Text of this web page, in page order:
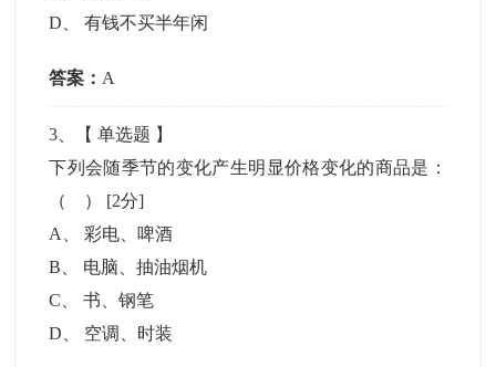
D 、有钱不买半年闲
答案： A
3 、【单选题 】
下列会随季节的变化产生明显价格变化的商品是：
（ ） [2分]
A
、彩电、啤酒
B
电脑、抽油烟机
C 、书、钢笔
D
空调、时装